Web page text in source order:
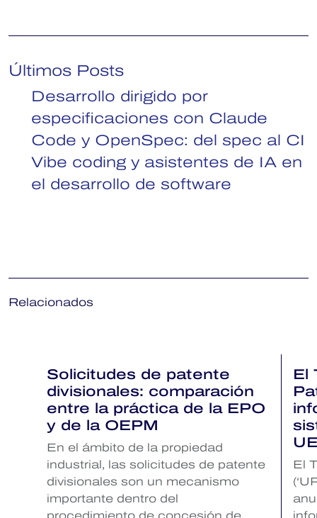
Últimos Posts
Desarrollo dirigido por
especificaciones con Claude
Code y OpenSpec: del spec al CI
Vibe coding y asistentes de IA en
el desarrollo de software
Relacionados
Solicitudes de patente
divisionales: comparación
entre la práctica de la EPO
y de la OEPM
En el ámbito de la propiedad
industrial, las solicitudes de patente
divisionales son un mecanismo
importante dentro del
procedimiento de concesión de
El
El